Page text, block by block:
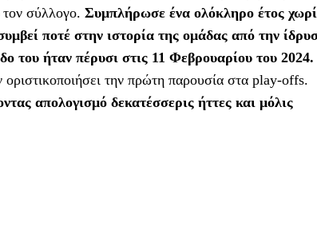
τον σύλλογο. Συμπλήρωσε ένα ολόκληρο έτος
ποτέ στην ιστορία της ομάδας από την
του ήταν πέρυσι στις 11 Φεβρουαρίου του 2024.
την πρώτη παρουσία στα play-offs.
απολογισμό δεκατέσσερις ήττες και μόλις